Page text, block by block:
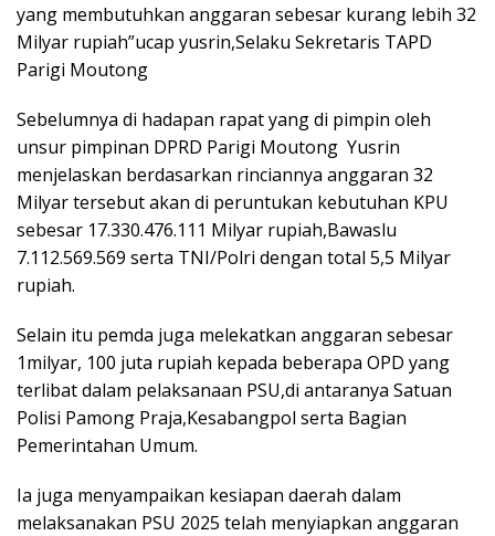
yang membutuhkan anggaran sebesar kurang lebih 32
Milyar rupiah”ucap yusrin,Selaku Sekretaris TAPD
Parigi Moutong
Sebelumnya di hadapan rapat yang di pimpin oleh
unsur pimpinan DPRD Parigi Moutong Yusrin
menjelaskan berdasarkan rinciannya anggaran 32
Milyar tersebut akan di peruntukan kebutuhan KPU
sebesar 17.330.476.111 Milyar rupiah,Bawaslu
7.112.569.569 serta TNI/Polri dengan total 5,5 Milyar
rupiah.
Selain itu pemda juga melekatkan anggaran sebesar
1milyar, 100 juta rupiah kepada beberapa OPD yang
terlibat dalam pelaksanaan PSU,di antaranya Satuan
Polisi Pamong Praja,Kesabangpol serta Bagian
Pemerintahan Umum.
Ia juga menyampaikan kesiapan daerah dalam
melaksanakan PSU 2025 telah menyiapkan anggaran